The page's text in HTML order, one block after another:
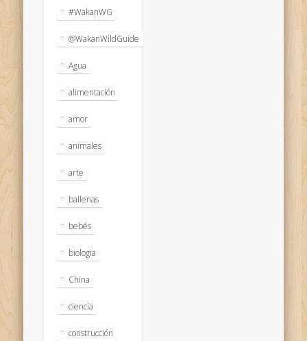
#WakanWG
@WakanWildGuide
Agua
alimentación
amor
animales
arte
ballenas
bebés
biologia
China
ciencia
construcción